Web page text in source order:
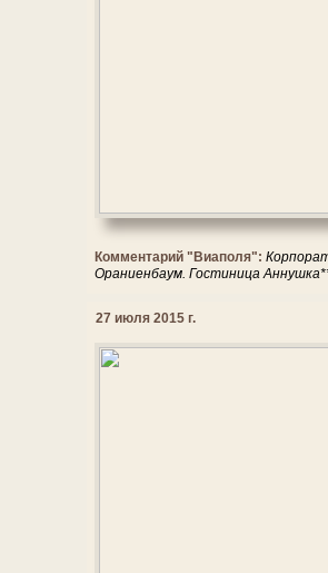
Комментарий "Виаполя":
Ораниенбаум. Гостиница
27 июля 2015 г.